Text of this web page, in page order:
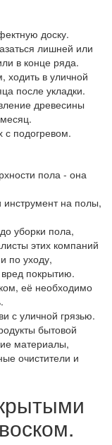
доску.
лишней или
в конце ряда.
в уличной
после укладки.
древесины
с подогревом.
пола - она
на полы,
уборки пола,
этих компаний
по уходу,
покрытию.
её необходимо
с уличной грязью.
бытовой
материалы,
очистители и